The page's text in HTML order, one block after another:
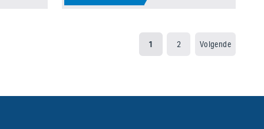
1 2 Volgende